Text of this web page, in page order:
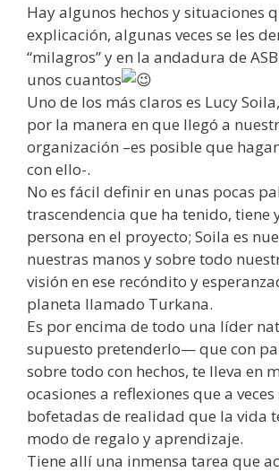
Hay algunos hechos y situaciones
explicación, algunas veces se les
“milagros” y en la andadura de
unos cuantos
Uno de los más claros es Lucy
por la manera en que llegó a
organización –es posible que
con ello-.
No es fácil definir en unas pocas
trascendencia que ha tenido, tiene
persona en el proyecto; Soila es
nuestras manos y sobre todo
visión en ese recóndito y
planeta llamado Turkana.
Es por encima de todo una líder
supuesto pretenderlo— que con
sobre todo con hechos, te lleva en
ocasiones a reflexiones que a
bofetadas de realidad que la vida
modo de regalo y aprendizaje.
Tiene allí una inmensa tarea que